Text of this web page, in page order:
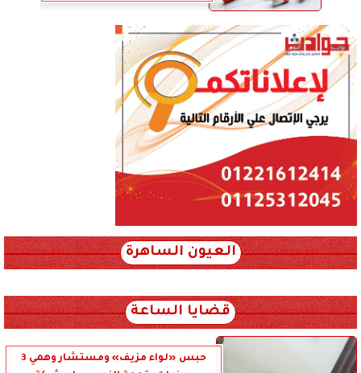
العيون الساهرة
قضايا الساعة
حبس «لواء مزيف» ومستشار وهمي 3